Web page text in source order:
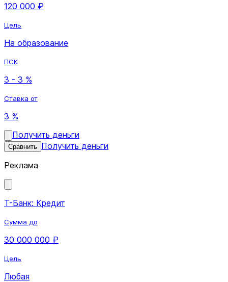
120 000 ₽
Цель
На образование
ПСК
3 - 3 %
Ставка от
3 %
Получить деньги
Сравнить Получить деньги
Реклама
Т-Банк: Кредит
Сумма до
30 000 000 ₽
Цель
Любая